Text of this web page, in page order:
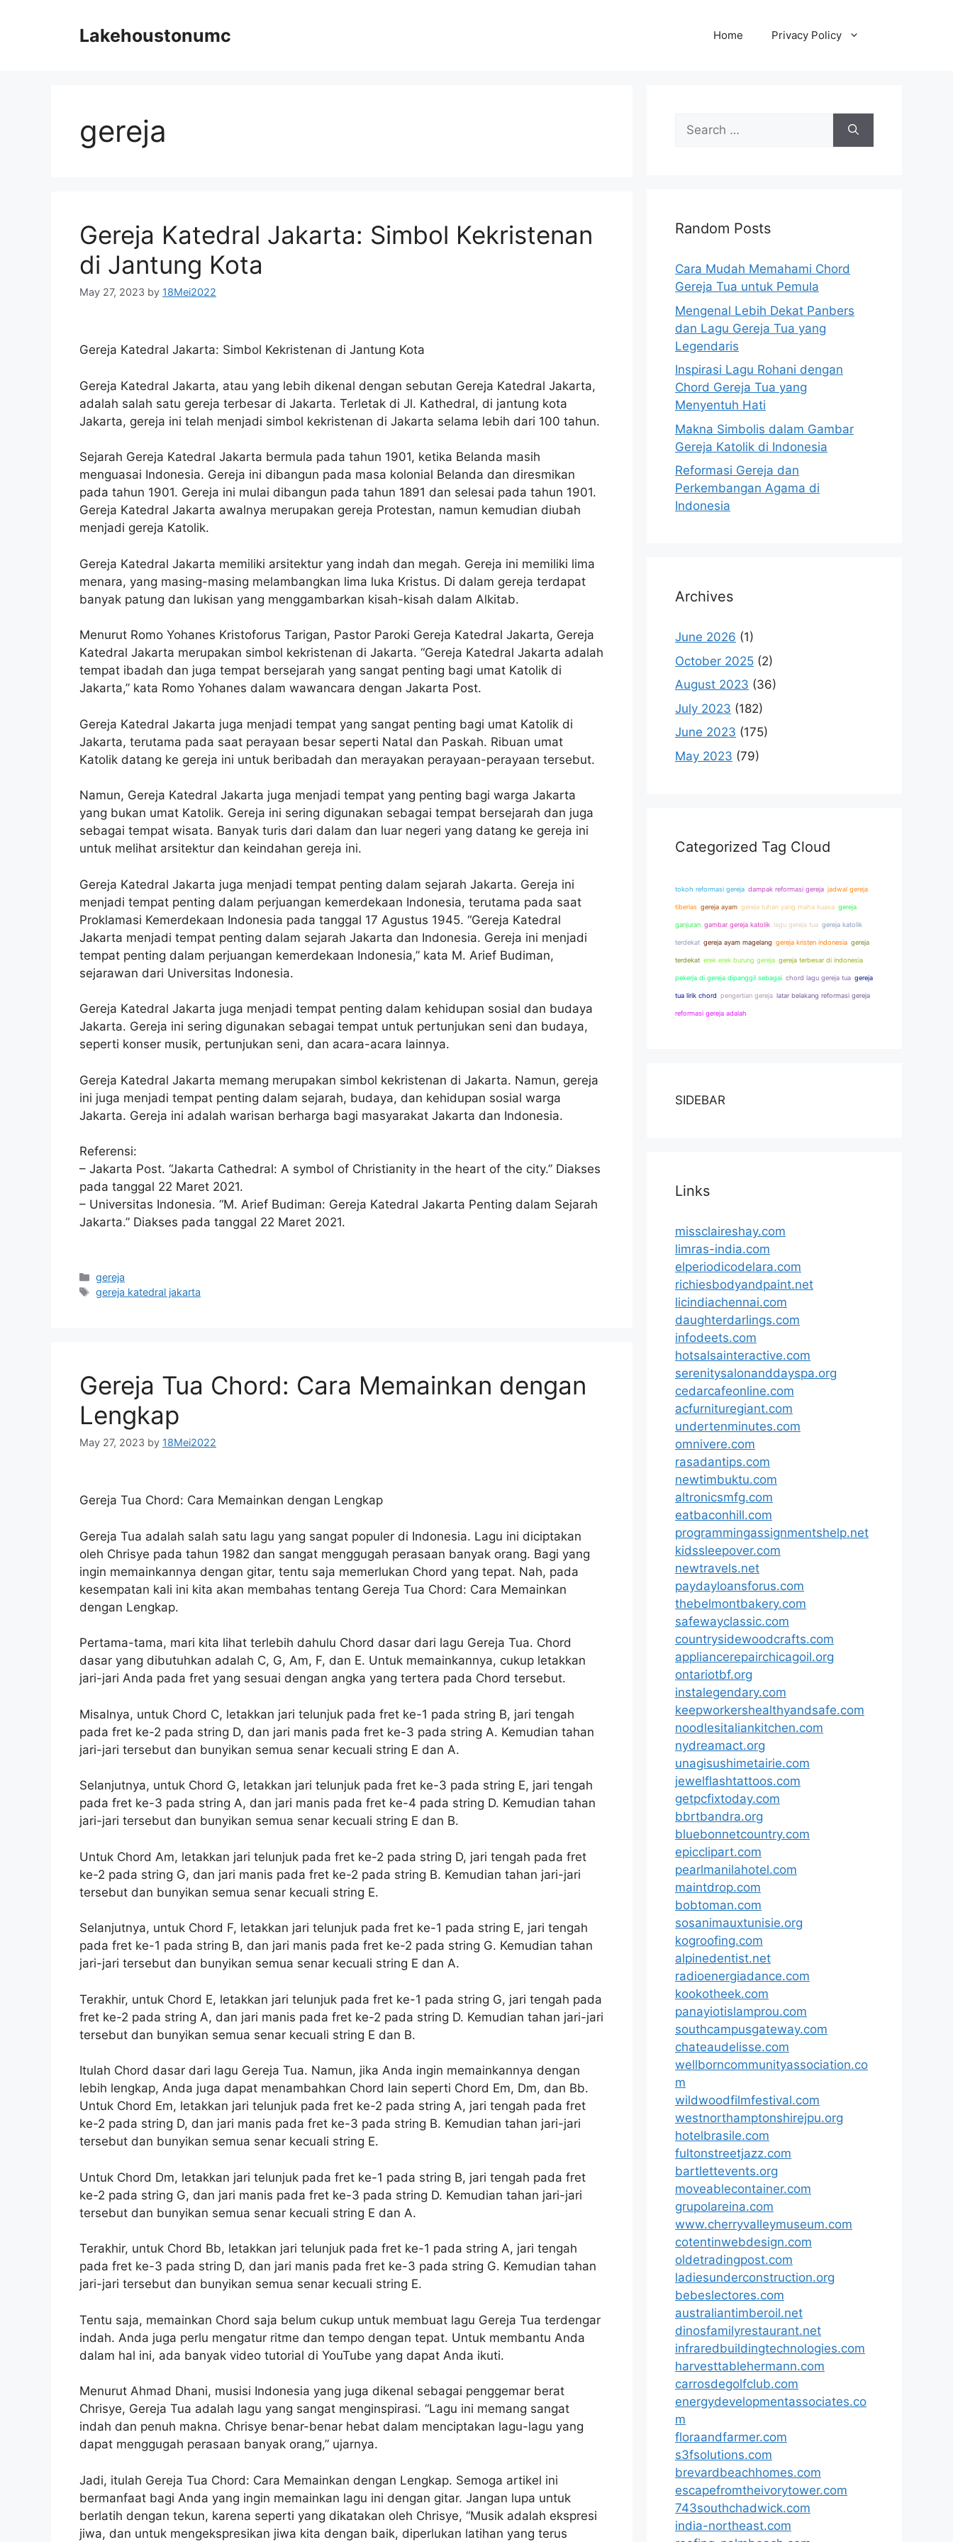
Lakehoustonumc Home Privacy Policy
gereja
Gereja Katedral Jakarta: Simbol Kekristenan
di Jantung Kota
May 27, 2023 by 18Mei2022
Gereja Katedral Jakarta: Simbol Kekristenan di Jantung Kota
Gereja Katedral Jakarta, atau yang lebih dikenal dengan sebutan Gereja Katedral Jakarta,
adalah salah satu gereja terbesar di Jakarta. Terletak di Jl. Kathedral, di jantung kota
Jakarta, gereja ini telah menjadi simbol kekristenan di Jakarta selama lebih dari 100 tahun.
Sejarah Gereja Katedral Jakarta bermula pada tahun 1901, ketika Belanda masih
menguasai Indonesia. Gereja ini dibangun pada masa kolonial Belanda dan diresmikan
pada tahun 1901. Gereja ini mulai dibangun pada tahun 1891 dan selesai pada tahun 1901.
Gereja Katedral Jakarta awalnya merupakan gereja Protestan, namun kemudian diubah
menjadi gereja Katolik.
Gereja Katedral Jakarta memiliki arsitektur yang indah dan megah. Gereja ini memiliki lima
menara, yang masing-masing melambangkan lima luka Kristus. Di dalam gereja terdapat
banyak patung dan lukisan yang menggambarkan kisah-kisah dalam Alkitab.
Menurut Romo Yohanes Kristoforus Tarigan, Pastor Paroki Gereja Katedral Jakarta, Gereja
Katedral Jakarta merupakan simbol kekristenan di Jakarta. “Gereja Katedral Jakarta adalah
tempat ibadah dan juga tempat bersejarah yang sangat penting bagi umat Katolik di
Jakarta,” kata Romo Yohanes dalam wawancara dengan Jakarta Post.
Gereja Katedral Jakarta juga menjadi tempat yang sangat penting bagi umat Katolik di
Jakarta, terutama pada saat perayaan besar seperti Natal dan Paskah. Ribuan umat
Katolik datang ke gereja ini untuk beribadah dan merayakan perayaan-perayaan tersebut.
Namun, Gereja Katedral Jakarta juga menjadi tempat yang penting bagi warga Jakarta
yang bukan umat Katolik. Gereja ini sering digunakan sebagai tempat bersejarah dan juga
sebagai tempat wisata. Banyak turis dari dalam dan luar negeri yang datang ke gereja ini
untuk melihat arsitektur dan keindahan gereja ini.
Gereja Katedral Jakarta juga menjadi tempat penting dalam sejarah Jakarta. Gereja ini
menjadi tempat penting dalam perjuangan kemerdekaan Indonesia, terutama pada saat
Proklamasi Kemerdekaan Indonesia pada tanggal 17 Agustus 1945. “Gereja Katedral
Jakarta menjadi tempat penting dalam sejarah Jakarta dan Indonesia. Gereja ini menjadi
tempat penting dalam perjuangan kemerdekaan Indonesia,” kata M. Arief Budiman,
sejarawan dari Universitas Indonesia.
Gereja Katedral Jakarta juga menjadi tempat penting dalam kehidupan sosial dan budaya
Jakarta. Gereja ini sering digunakan sebagai tempat untuk pertunjukan seni dan budaya,
seperti konser musik, pertunjukan seni, dan acara-acara lainnya.
Gereja Katedral Jakarta memang merupakan simbol kekristenan di Jakarta. Namun, gereja
ini juga menjadi tempat penting dalam sejarah, budaya, dan kehidupan sosial warga
Jakarta. Gereja ini adalah warisan berharga bagi masyarakat Jakarta dan Indonesia.
Referensi:
– Jakarta Post. “Jakarta Cathedral: A symbol of Christianity in the heart of the city.” Diakses
pada tanggal 22 Maret 2021.
– Universitas Indonesia. “M. Arief Budiman: Gereja Katedral Jakarta Penting dalam Sejarah
Jakarta.” Diakses pada tanggal 22 Maret 2021.
Categories
gereja
Tags
gereja katedral jakarta
Gereja Tua Chord: Cara Memainkan dengan
Lengkap
May 27, 2023 by 18Mei2022
Gereja Tua Chord: Cara Memainkan dengan Lengkap
Gereja Tua adalah salah satu lagu yang sangat populer di Indonesia. Lagu ini diciptakan
oleh Chrisye pada tahun 1982 dan sangat menggugah perasaan banyak orang. Bagi yang
ingin memainkannya dengan gitar, tentu saja memerlukan Chord yang tepat. Nah, pada
kesempatan kali ini kita akan membahas tentang Gereja Tua Chord: Cara Memainkan
dengan Lengkap.
Pertama-tama, mari kita lihat terlebih dahulu Chord dasar dari lagu Gereja Tua. Chord
dasar yang dibutuhkan adalah C, G, Am, F, dan E. Untuk memainkannya, cukup letakkan
jari-jari Anda pada fret yang sesuai dengan angka yang tertera pada Chord tersebut.
Misalnya, untuk Chord C, letakkan jari telunjuk pada fret ke-1 pada string B, jari tengah
pada fret ke-2 pada string D, dan jari manis pada fret ke-3 pada string A. Kemudian tahan
jari-jari tersebut dan bunyikan semua senar kecuali string E dan A.
Selanjutnya, untuk Chord G, letakkan jari telunjuk pada fret ke-3 pada string E, jari tengah
pada fret ke-3 pada string A, dan jari manis pada fret ke-4 pada string D. Kemudian tahan
jari-jari tersebut dan bunyikan semua senar kecuali string E dan B.
Untuk Chord Am, letakkan jari telunjuk pada fret ke-2 pada string D, jari tengah pada fret
ke-2 pada string G, dan jari manis pada fret ke-2 pada string B. Kemudian tahan jari-jari
tersebut dan bunyikan semua senar kecuali string E.
Selanjutnya, untuk Chord F, letakkan jari telunjuk pada fret ke-1 pada string E, jari tengah
pada fret ke-1 pada string B, dan jari manis pada fret ke-2 pada string G. Kemudian tahan
jari-jari tersebut dan bunyikan semua senar kecuali string E dan A.
Terakhir, untuk Chord E, letakkan jari telunjuk pada fret ke-1 pada string G, jari tengah pada
fret ke-2 pada string A, dan jari manis pada fret ke-2 pada string D. Kemudian tahan jari-jari
tersebut dan bunyikan semua senar kecuali string E dan B.
Itulah Chord dasar dari lagu Gereja Tua. Namun, jika Anda ingin memainkannya dengan
lebih lengkap, Anda juga dapat menambahkan Chord lain seperti Chord Em, Dm, dan Bb.
Untuk Chord Em, letakkan jari telunjuk pada fret ke-2 pada string A, jari tengah pada fret
ke-2 pada string D, dan jari manis pada fret ke-3 pada string B. Kemudian tahan jari-jari
tersebut dan bunyikan semua senar kecuali string E.
Untuk Chord Dm, letakkan jari telunjuk pada fret ke-1 pada string B, jari tengah pada fret
ke-2 pada string G, dan jari manis pada fret ke-3 pada string D. Kemudian tahan jari-jari
tersebut dan bunyikan semua senar kecuali string E dan A.
Terakhir, untuk Chord Bb, letakkan jari telunjuk pada fret ke-1 pada string A, jari tengah
pada fret ke-3 pada string D, dan jari manis pada fret ke-3 pada string G. Kemudian tahan
jari-jari tersebut dan bunyikan semua senar kecuali string E.
Tentu saja, memainkan Chord saja belum cukup untuk membuat lagu Gereja Tua terdengar
indah. Anda juga perlu mengatur ritme dan tempo dengan tepat. Untuk membantu Anda
dalam hal ini, ada banyak video tutorial di YouTube yang dapat Anda ikuti.
Menurut Ahmad Dhani, musisi Indonesia yang juga dikenal sebagai penggemar berat
Chrisye, Gereja Tua adalah lagu yang sangat menginspirasi. “Lagu ini memang sangat
indah dan penuh makna. Chrisye benar-benar hebat dalam menciptakan lagu-lagu yang
dapat menggugah perasaan banyak orang,” ujarnya.
Jadi, itulah Gereja Tua Chord: Cara Memainkan dengan Lengkap. Semoga artikel ini
bermanfaat bagi Anda yang ingin memainkan lagu ini dengan gitar. Jangan lupa untuk
berlatih dengan tekun, karena seperti yang dikatakan oleh Chrisye, “Musik adalah ekspresi
jiwa, dan untuk mengekspresikan jiwa kita dengan baik, diperlukan latihan yang terus
Search
for:
Random Posts
Cara Mudah Memahami Chord
Gereja Tua untuk Pemula
Mengenal Lebih Dekat Panbers
dan Lagu Gereja Tua yang
Legendaris
Inspirasi Lagu Rohani dengan
Chord Gereja Tua yang
Menyentuh Hati
Makna Simbolis dalam Gambar
Gereja Katolik di Indonesia
Reformasi Gereja dan
Perkembangan Agama di
Indonesia
Archives
June 2026 (1)
October 2025 (2)
August 2023 (36)
July 2023 (182)
June 2023 (175)
May 2023 (79)
Categorized Tag Cloud
tokoh reformasi gereja dampak reformasi gereja jadwal gereja
tiberias gereja ayam gereja tuhan yang maha kuasa gereja
ganjuran gambar gereja katolik lagu gereja tua gereja katolik
terdekat gereja ayam magelang gereja kristen indonesia gereja
terdekat erek erek burung gereja gereja terbesar di indonesia
pekerja di gereja dipanggil sebagai chord lagu gereja tua gereja
tua lirik chord pengertian gereja latar belakang reformasi gereja
reformasi gereja adalah
SIDEBAR
Links
missclaireshay.com
limras-india.com
elperiodicodelara.com
richiesbodyandpaint.net
licindiachennai.com
daughterdarlings.com
infodeets.com
hotsalsainteractive.com
serenitysalonanddayspa.org
cedarcafeonline.com
acfurnituregiant.com
undertenminutes.com
omnivere.com
rasadantips.com
newtimbuktu.com
altronicsmfg.com
eatbaconhill.com
programmingassignmentshelp.net
kidssleepover.com
newtravels.net
paydayloansforus.com
thebelmontbakery.com
safewayclassic.com
countrysidewoodcrafts.com
appliancerepairchicagoil.org
ontariotbf.org
instalegendary.com
keepworkershealthyandsafe.com
noodlesitaliankitchen.com
nydreamact.org
unagisushimetairie.com
jewelflashtattoos.com
getpcfixtoday.com
bbrtbandra.org
bluebonnetcountry.com
epicclipart.com
pearlmanilahotel.com
maintdrop.com
bobtoman.com
sosanimauxtunisie.org
kogroofing.com
alpinedentist.net
radioenergiadance.com
kookotheek.com
panayiotislamprou.com
southcampusgateway.com
chateaudelisse.com
wellborncommunityassociation.co
m
wildwoodfilmfestival.com
westnorthamptonshirejpu.org
hotelbrasile.com
fultonstreetjazz.com
bartlettevents.org
moveablecontainer.com
grupolareina.com
www.cherryvalleymuseum.com
cotentinwebdesign.com
oldetradingpost.com
ladiesunderconstruction.org
bebeslectores.com
australiantimberoil.net
dinosfamilyrestaurant.net
infraredbuildingtechnologies.com
harvesttablehermann.com
carrosdegolfclub.com
energydevelopmentassociates.co
m
floraandfarmer.com
s3fsolutions.com
brevardbeachhomes.com
escapefromtheivorytower.com
743southchadwick.com
india-northeast.com